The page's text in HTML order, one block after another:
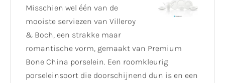
Misschien wel één van de
mooiste serviezen van Villeroy
& Boch, een strakke maar
romantische vorm, gemaakt van Premium
Bone China porselein. Een roomkleurig
porseleinsoort die doorschijnend dun is en een